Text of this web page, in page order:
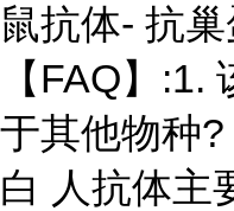
鼠抗体- 抗
【FAQ】:1.
于其他物种
白 人抗体主